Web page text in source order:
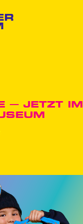
– JETZT IM